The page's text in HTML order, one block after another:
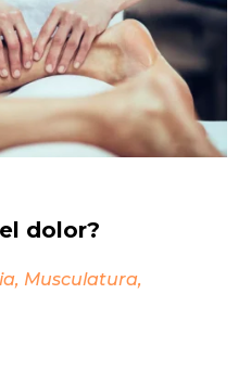
dolor?
, Musculatura,